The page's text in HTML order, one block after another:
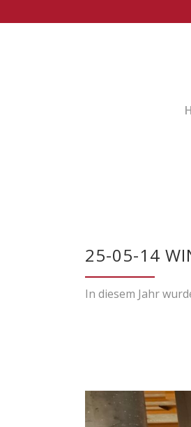
25-05-14
In diesem Jahr